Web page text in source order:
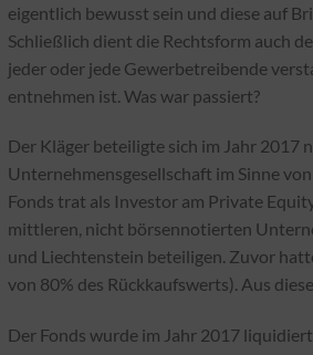
eigentlich bewusst sein und diese auf
Schließlich dient die Rechtsform auch
jeder oder jede Gewerbetreibende
entnehmen ist. Was war passiert?
Der Kläger beteiligte sich im Jahr 2017
Unternehmensgesellschaft im Sinne
Fonds trat als Investor am Private
mittleren, nicht börsennotierten
und Liechtenstein beteiligen. Zuvor
von 80% des Rückkaufswerts). Aus
Der Fonds wurde im Jahr 2017